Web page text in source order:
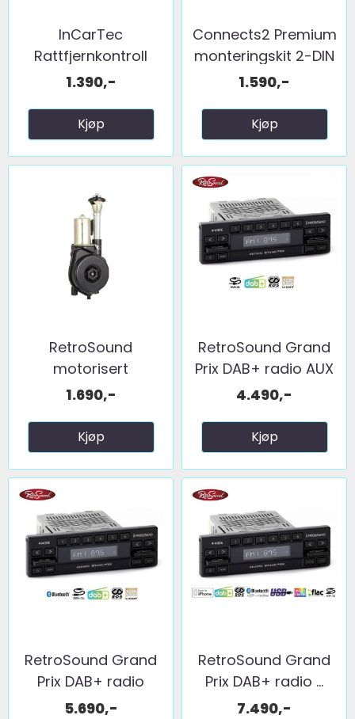
InCarTec
Rattfjernkontroll
interface ...
1.390,-
Kjøp
Connects2 Premium
monteringskit 2-DIN
...
1.590,-
Kjøp
RetroSound
motorisert
teleskopantenne ...
1.690,-
Kjøp
RetroSound Grand
Prix DAB+ radio AUX
4.490,-
Kjøp
RetroSound Grand
Prix DAB+ radio
BT/AUX
5.690,-
RetroSound Grand
Prix DAB+ radio ...
7.490,-